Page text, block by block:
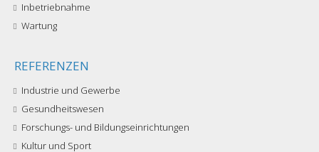
Inbetriebnahme
Wartung
REFERENZEN
Industrie und Gewerbe
Gesundheitswesen
Forschungs- und Bildungseinrichtungen
Kultur und Sport